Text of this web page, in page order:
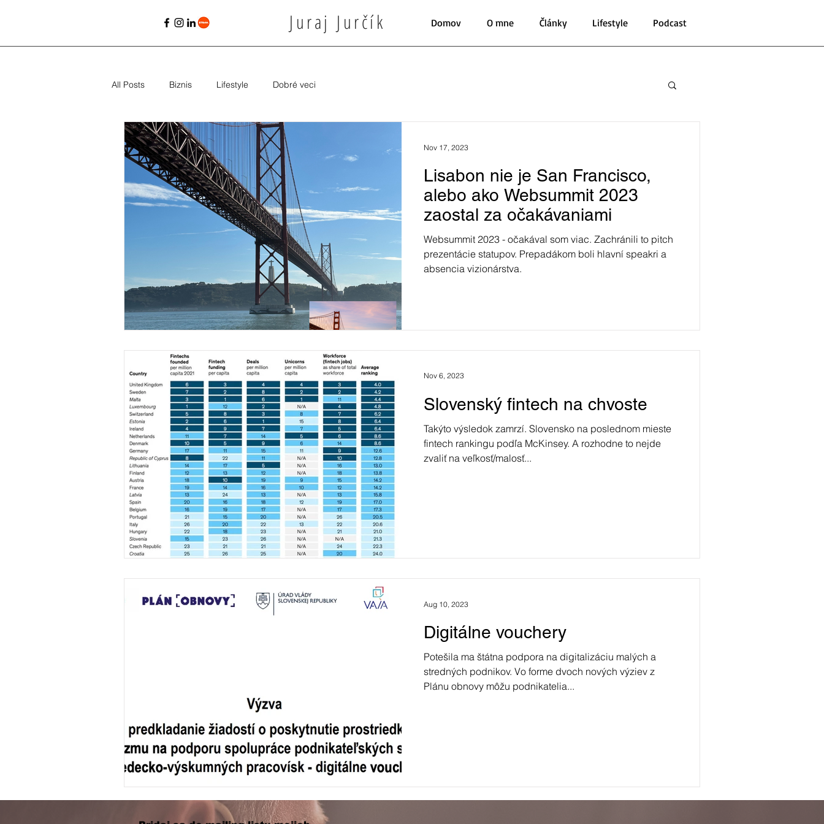
Juraj Jurčík Domov O mne Články Lifestyle Podcast
All Posts Biznis Lifestyle Dobré veci
Lisabon nie je San Francisco,
alebo ako Websummit 2023
zaostal za očakávaniami
Websummit 2023 - očakával som viac. Zachránili to pitch
prezentácie statupov. Prepadákom boli hlavní speakri a
absencia vizionárstva.
Nov 17, 2023
Slovenský fintech na chvoste
Takýto výsledok zamrzí. Slovensko na poslednom mieste
fintech rankingu podľa McKinsey. A rozhodne to nejde
zvaliť na veľkosť/malosť...
Nov 6, 2023
Digitálne vouchery
Potešila ma štátna podpora na digitalizáciu malých a
stredných podnikov. Vo forme dvoch nových výziev z
Plánu obnovy môžu podnikatelia...
Aug 10, 2023